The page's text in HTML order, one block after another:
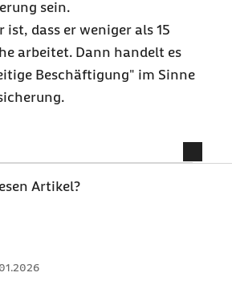
sein.
ist, dass er weniger als 15
arbeitet. Dann handelt es
Beschäftigung" im Sinne
Informationen
Artikel?
3 Sterne4 Sterne5 Sterne